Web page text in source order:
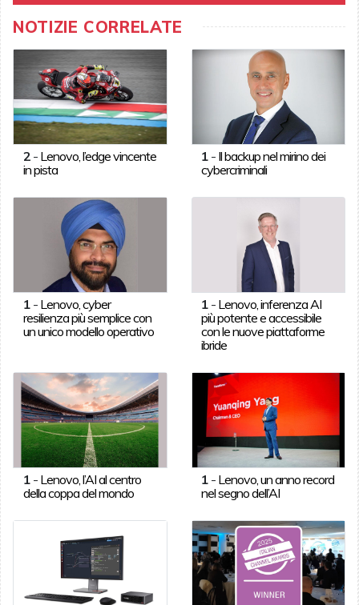
NOTIZIE CORRELATE
2- Lenovo, l’edge vincente
in pista
1 - Il backup nel mirino dei
cybercriminali
1- Lenovo, cyber
resilienza più semplice con
un unico modello operativo
1 - Lenovo, inferenza AI
più potente e accessibile
con le nuove piattaforme
ibride
1- Lenovo, l’AI al centro
della coppa del mondo
1 - Lenovo, un anno record
nel segno dell’AI